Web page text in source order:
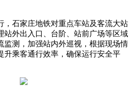
，石家庄地铁对重点车站及客流大站
站外出入口、台阶、站前广场等区域
监测，加强站内外巡视，根据现场情
升乘客通行效率，确保运行安全平